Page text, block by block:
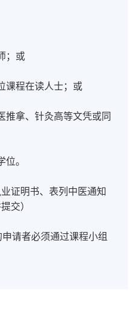
；或
课程在读人士；或
拿、针灸高等文凭或同
。
证明书、表列中医通知
交）
请者必须通过课程小组